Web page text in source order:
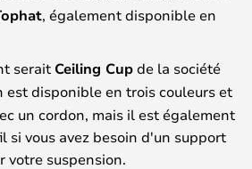
, également disponible en
serait Ceiling Cupde la société
est disponible en trois couleurs et
un cordon, mais il est également
si vous avez besoin d'un support
votre suspension.